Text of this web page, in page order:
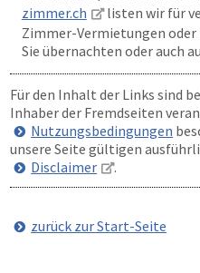
zimmer.ch
listen wir für
Zimmer-Vermietungen oder
Sie übernachten oder auch
Für den Inhalt der Links sind
Inhaber der Fremdseiten
Nutzungsbedingungen
unsere Seite gültigen
Disclaimer
.
zurück zur Start-Seite